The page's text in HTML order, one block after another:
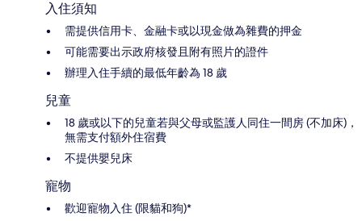
入住須知
需提供信用卡、金融卡或以現金做為雜費的押金
可能需要出示政府核發且附有照片的證件
辦理入住手續的最低年齡為 18 歲
兒童
18 歲或以下的兒童若與父母或監護人同住一間房 (不加床)，
無需支付額外住宿費
不提供嬰兒床
寵物
歡迎寵物入住 (限貓和狗)*